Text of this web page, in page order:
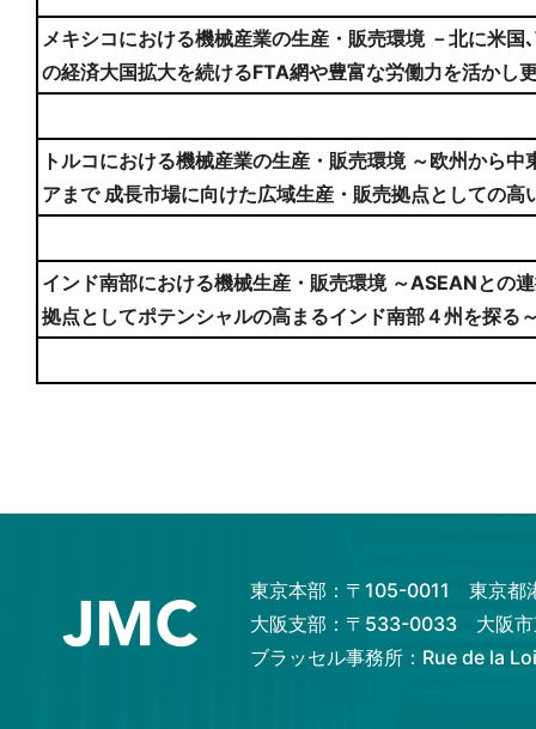
メキシコにおける機械産業の生産・販売環境 －北に米国
の経済大国拡大を続けるFTA網や豊富な労働力を活かし
トルコにおける機械産業の生産・販売環境 ～欧州から
アまで 成長市場に向けた広域生産・販売拠点としての高
インド南部における機械生産・販売環境 ～ASEANとの
拠点としてポテンシャルの高まるインド南部４州を探る
東京本部：〒105-0011 東京都
大阪支部：〒533-0033 大阪市
ブラッセル事務所：Rue de la